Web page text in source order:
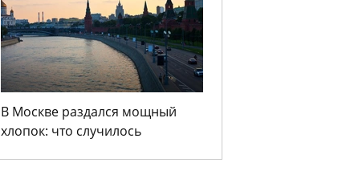
В Москве раздался мощный
хлопок: что случилось